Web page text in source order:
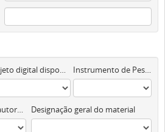
Objeto digital disponível Instrumento de Pesquisa
Estado atual dos direitos autorais Designação geral do material